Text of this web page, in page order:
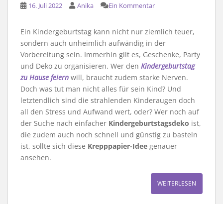
16. Juli 2022 Anika Ein Kommentar
Ein Kindergeburtstag kann nicht nur ziemlich teuer,
sondern auch unheimlich aufwändig in der
Vorbereitung sein. Immerhin gilt es, Geschenke, Party
und Deko zu organisieren. Wer den Kindergeburtstag
zu Hause feiern will, braucht zudem starke Nerven.
Doch was tut man nicht alles für sein Kind? Und
letztendlich sind die strahlenden Kinderaugen doch
all den Stress und Aufwand wert, oder? Wer noch auf
der Suche nach einfacher Kindergeburtstagsdeko ist,
die zudem auch noch schnell und günstig zu basteln
ist, sollte sich diese Krepppapier-Idee genauer
ansehen.
WEITERLESEN